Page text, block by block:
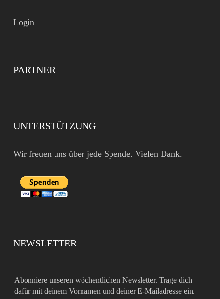
Login
PARTNER
UNTERSTÜTZUNG
Wir freuen uns über jede Spende. Vielen Dank.
NEWSLETTER
Abonniere unseren wöchentlichen Newsletter. Trage dich
dafür mit deinem Vornamen und deiner E-Mailadresse ein.